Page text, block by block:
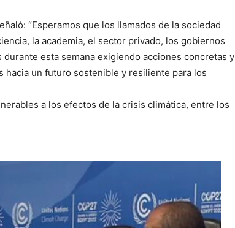
“Esperamos que los llamados de la sociedad
la academia, el sector privado, los gobiernos
esta semana exigiendo acciones concretas y
hacia un futuro sostenible y resiliente para los
a los efectos de la crisis climática, entre los